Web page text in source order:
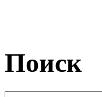
Поиск